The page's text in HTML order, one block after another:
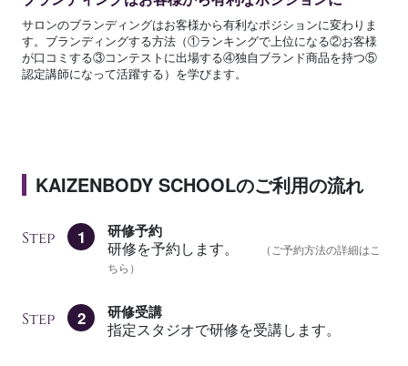
サロンのブランディングはお客様から有利なポジションに変わりま
す。ブランディングする方法（①ランキングで上位になる②お客様
が口コミする③コンテストに出場する④独自ブランド商品を持つ⑤
認定講師になって活躍する）を学びます。
KAIZENBODY SCHOOLのご利用の流れ
Step 1
研修予約
研修を予約します。
（ご予約方法の詳細はこ
ちら）
Step 2
研修受講
指定スタジオで研修を受講します。